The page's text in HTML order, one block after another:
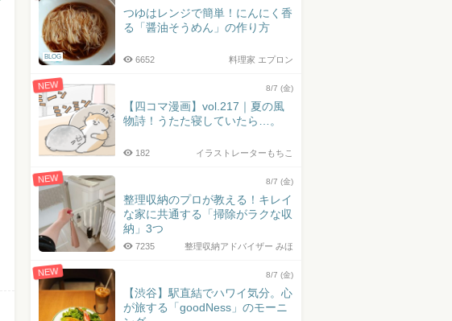
BLOG
つゆはレンジで簡単！にんにく香
る「醤油そうめん」の作り方
料理家 エプロン
6652
NEW 8/7 (金)
【四コマ漫画】vol.217｜夏の風
物詩！うたた寝していたら…。
イラストレーターもちこ
182
NEW 8/7 (金)
整理収納のプロが教える！キレイ
な家に共通する「掃除がラクな収
納」3つ
整理収納アドバイザー みほ
7235
NEW 8/7 (金)
【渋谷】駅直結でハワイ気分。心
が旅する「goodNess」のモーニ